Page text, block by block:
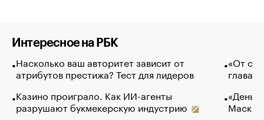
Интересное на РБК
Насколько ваш авторитет зависит от
атрибутов престижа? Тест для лидеров
Казино проиграло. Как ИИ-агенты
разрушают букмекерскую индустрию
«От
глава
Маск в